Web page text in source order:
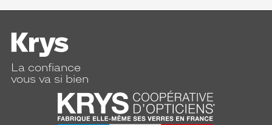
La confiance
vous va si bien